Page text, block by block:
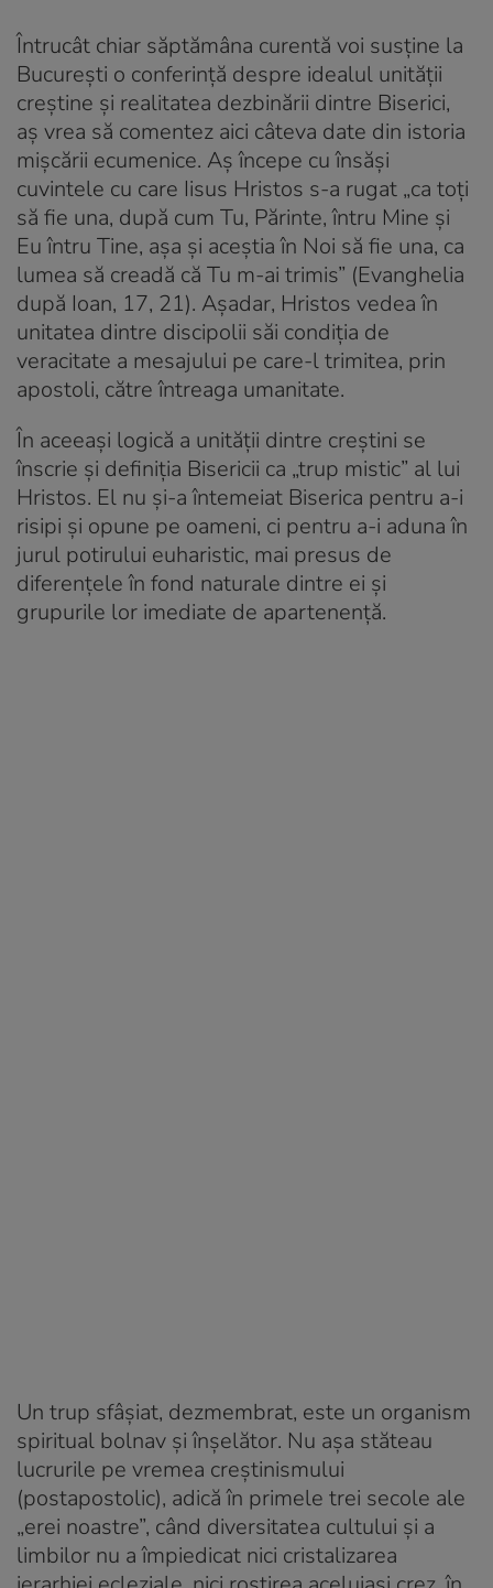
Întrucât chiar săptămâna curentă voi susține la
București o conferință despre idealul unității
creștine și realitatea dezbinării dintre Biserici,
aș vrea să comentez aici câteva date din istoria
mișcării ecumenice. Aș începe cu însăși
cuvintele cu care Iisus Hristos s-a rugat „ca toți
să fie una, după cum Tu, Părinte, întru Mine și
Eu întru Tine, așa și aceștia în Noi să fie una, ca
lumea să creadă că Tu m-ai trimis” (Evanghelia
după Ioan, 17, 21). Așadar, Hristos vedea în
unitatea dintre discipolii săi condiția de
veracitate a mesajului pe care-l trimitea, prin
apostoli, către întreaga umanitate.
În aceeași logică a unității dintre creștini se
înscrie și definiția Bisericii ca „trup mistic” al lui
Hristos. El nu și-a întemeiat Biserica pentru a-i
risipi și opune pe oameni, ci pentru a-i aduna în
jurul potirului euharistic, mai presus de
diferențele în fond naturale dintre ei și
grupurile lor imediate de apartenență.
Un trup sfâșiat, dezmembrat, este un organism
spiritual bolnav și înșelător. Nu așa stăteau
lucrurile pe vremea creștinismului
(postapostolic), adică în primele trei secole ale
„erei noastre”, când diversitatea cultului și a
limbilor nu a împiedicat nici cristalizarea